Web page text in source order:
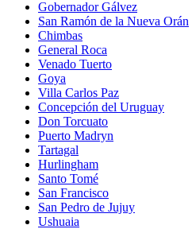
Gobernador Gálvez
San Ramón de la Nueva Orán
Chimbas
General Roca
Venado Tuerto
Goya
Villa Carlos Paz
Concepción del Uruguay
Don Torcuato
Puerto Madryn
Tartagal
Hurlingham
Santo Tomé
San Francisco
San Pedro de Jujuy
Ushuaia